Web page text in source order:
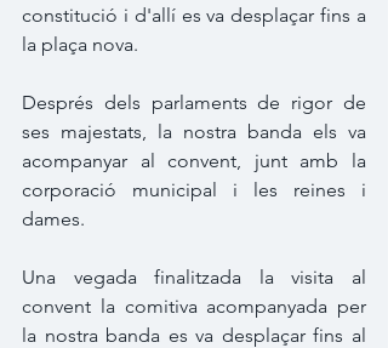
constitució i d'allí es va desplaçar fins a
la plaça nova.
Després dels parlaments de rigor de
ses majestats, la nostra banda els va
acompanyar al convent, junt amb la
corporació municipal i les reines i
dames.
Una vegada finalitzada la visita al
convent la comitiva acompanyada per
la nostra banda es va desplaçar fins al